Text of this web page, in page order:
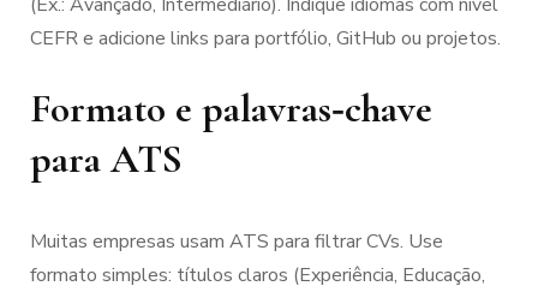
CEFR e adicione links para portfólio, GitHub ou projetos.
Formato e palavras‑chave
para ATS
Muitas empresas usam ATS para filtrar CVs. Use
formato simples: títulos claros (Experiência, Educação,